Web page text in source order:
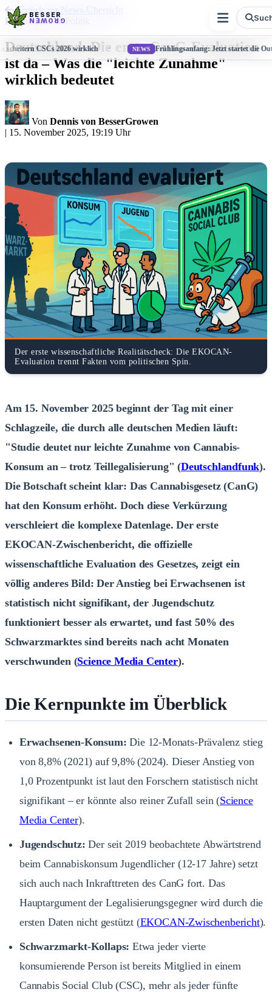
BESSER
GROWEN
scheitern CSCs 2026 wirklich NEWS Frühlingsanfang: Jetzt startet die
Zurück zur News-Übersicht
Deutschland & Politik
Deutschland: Die erste CanG-Evaluation
ist da – Was die "leichte Zunahme"
wirklich bedeutet
Von Dennis von BesserGrowen
| 15. November 2025, 19:19 Uhr
Der erste wissenschaftliche Realitätscheck: Die EKOCAN-
Evaluation trennt Fakten vom politischen Spin.
Am 15. November 2025 beginnt der Tag mit einer
Schlagzeile, die durch alle deutschen Medien läuft:
"Studie deutet nur leichte Zunahme von Cannabis-
Konsum an – trotz Teillegalisierung" (Deutschlandfunk).
Die Botschaft scheint klar: Das Cannabisgesetz (CanG)
hat den Konsum erhöht. Doch diese Verkürzung
verschleiert die komplexe Datenlage. Der erste
EKOCAN-Zwischenbericht, die offizielle
wissenschaftliche Evaluation des Gesetzes, zeigt ein
völlig anderes Bild: Der Anstieg bei Erwachsenen ist
statistisch nicht signifikant, der Jugendschutz
funktioniert besser als erwartet, und fast 50% des
Schwarzmarktes sind bereits nach acht Monaten
verschwunden (Science Media Center).
Die Kernpunkte im Überblick
Erwachsenen-Konsum: Die 12-Monats-Prävalenz stieg
von 8,8% (2021) auf 9,8% (2024). Dieser Anstieg von
1,0 Prozentpunkt ist laut den Forschern statistisch nicht
signifikant – er könnte also reiner Zufall sein (Science
Media Center).
Jugendschutz: Der seit 2019 beobachtete Abwärtstrend
beim Cannabiskonsum Jugendlicher (12-17 Jahre) setzt
sich auch nach Inkrafttreten des CanG fort. Das
Hauptargument der Legalisierungsgegner wird durch die
ersten Daten nicht gestützt (EKOCAN-Zwischenbericht).
Schwarzmarkt-Kollaps: Etwa jeder vierte
konsumierende Person ist bereits Mitglied in einem
Cannabis Social Club (CSC), mehr als jeder fünfte